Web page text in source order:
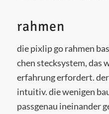
rahmen
die pixlip go rah­men
chen steck­sys­tem, das
erfah­rung erfor­dert.
intui­tiv. die weni­gen
pass­ge­nau inein­an­der